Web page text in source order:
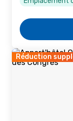
Réduction